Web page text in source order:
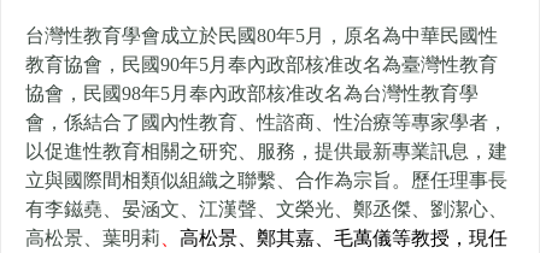
台灣性教育學會成立於民國80年5月， 原名為中華民國性
教育協會， 民國90年5月奉內政部核准改名為臺灣性教育
協會， 民國98年5月奉內政部核准改名為台灣性教育學
會， 係結合了國內性教育、性諮商、性治療等專家學者，
以促進性教育相關之研究、服務，提供最新專業訊息， 建
立與國際間相類似組織之聯繫、合作為宗旨。 歷任理事長
有李鎡堯、晏涵文、江漢聲、文榮光、鄭丞傑、劉潔心、
高松景、葉明莉
高松景、鄭其嘉、毛萬儀等教授，現任